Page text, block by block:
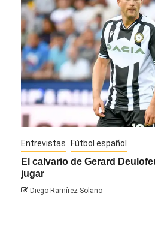
Entrevistas Fútbol español
El calvario de Gerard
jugar
Diego Ramírez Solano